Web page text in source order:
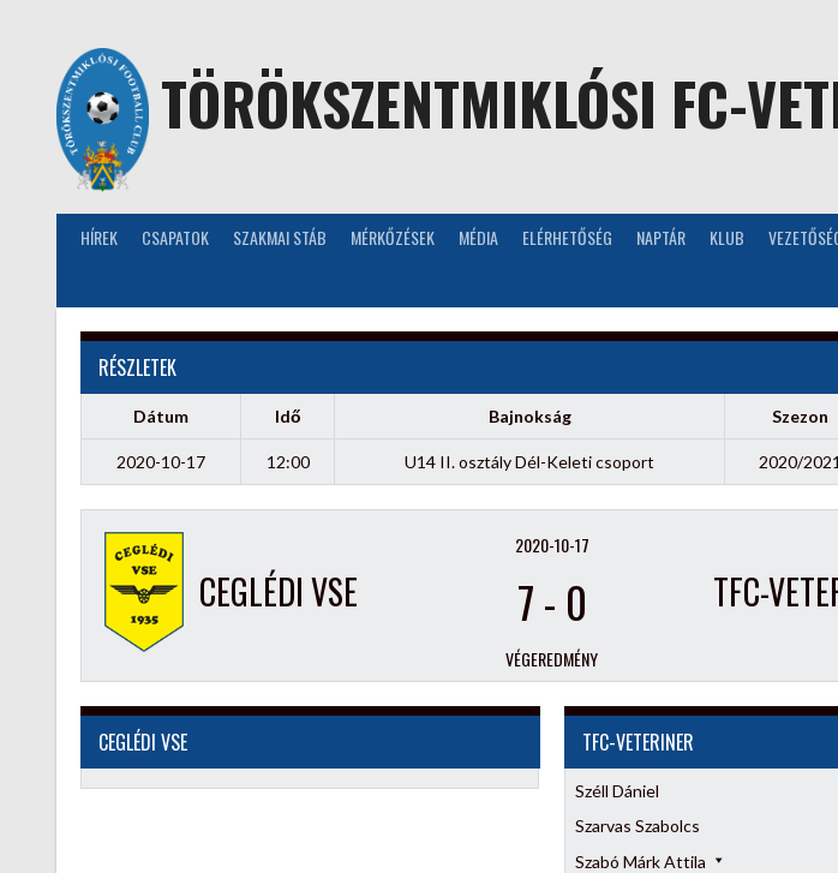
TÖRÖKSZENTMIKLÓSI FC-
HÍREK CSAPATOK SZAKMAI STÁB MÉRKŐZÉSEK MÉDIA ELÉRHETŐSÉG NAPTÁR KLUB
RÉSZLETEK
Dátum Idő Bajnokság Szezon
2020-10-17 12:00 U14 II. osztály Dél-Keleti csoport 2020/2021
CEGLÉDI VSE TFC-
2020-10-17
7- 0
VÉGEREDMÉNY
CEGLÉDI VSE TFC-VETERINER
Széll Dániel
Szarvas Szabolcs
Szabó Márk Attila